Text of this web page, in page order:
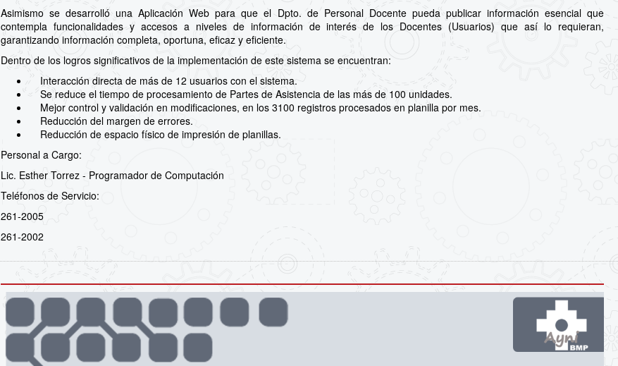
Asimismo se desarrolló una Aplicación Web para que el Dpto. de Personal Docente pueda publicar información esencial que
contempla funcionalidades y accesos a niveles de información de interés de los Docentes (Usuarios) que así lo requieran,
garantizando información completa, oportuna, eficaz y eficiente.
Dentro de los logros significativos de la implementación de este sistema se encuentran:
Interacción directa de más de 12 usuarios con el sistema.
Se reduce el tiempo de procesamiento de Partes de Asistencia de las más de 100 unidades.
Mejor control y validación en modificaciones, en los 3100 registros procesados en planilla por mes.
Reducción del margen de errores.
Reducción de espacio físico de impresión de planillas.
Personal a Cargo:
Lic. Esther Torrez - Programador de Computación
Teléfonos de Servicio:
261-2005
261-2002